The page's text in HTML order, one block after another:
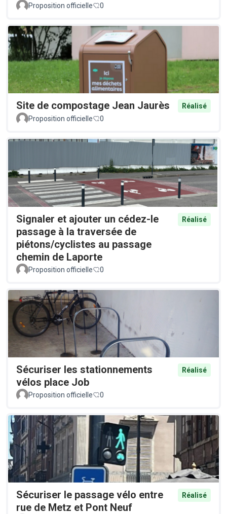
Proposition officielle 0
Site de compostage Jean Jaurès
Réalisé
Proposition officielle
0
Signaler et ajouter un cédez-le
passage à la traversée de
piétons/cyclistes au passage
chemin de Laporte
Réalisé
Proposition officielle 0
Sécuriser les stationnements
vélos place Job
Réalisé
Proposition officielle 0
Sécuriser le passage vélo entre
rue de Metz et Pont Neuf
Réalisé